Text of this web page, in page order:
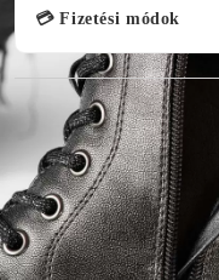
💳 Fizetési módok